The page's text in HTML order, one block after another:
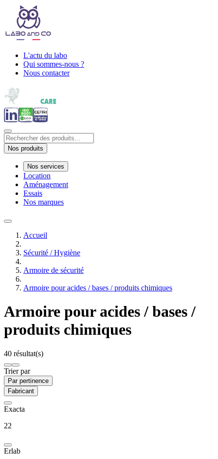
L'actu du labo
Qui sommes-nous ?
Nous contacter
Nos produits
Nos services
Location
Aménagement
Essais
Nos marques
Accueil
Sécurité / Hygiène
Armoire de sécurité
Armoire pour acides / bases / produits chimiques
Armoire pour acides / bases /
produits chimiques
40 résultat(s)
Trier par
Par pertinence
Fabricant
Exacta
22
Erlab